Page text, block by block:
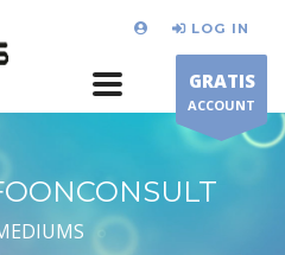
LOG IN
GRATIS
ACCOUNT